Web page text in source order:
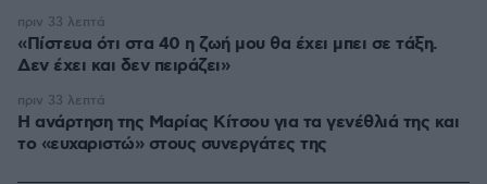
«Πίστευα ότι στα 40 η ζωή μου θα έχει μπει σε τάξη.
Δεν έχει και δεν πειράζει»
πριν 33 λεπτά
Η ανάρτηση της Μαρίας Κίτσου για τα γενέθλιά της και
το «ευχαριστώ» στους συνεργάτες της
πριν 33 λεπτά